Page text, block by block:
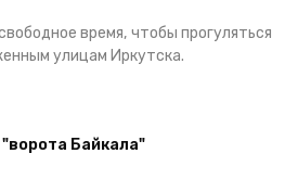
время, чтобы прогуляться
улицам Иркутска.
Байкала"